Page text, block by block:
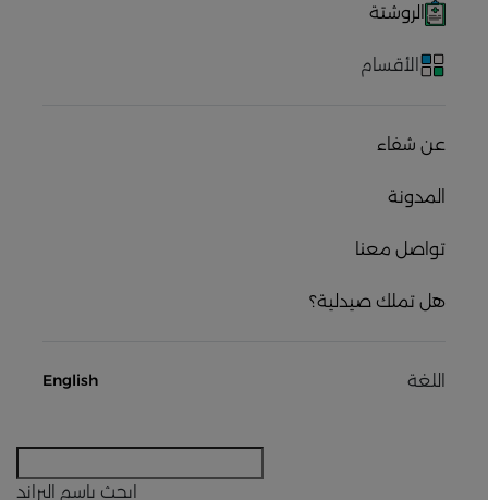
الروشتة
الأقسام
عن شفاء
المدونة
تواصل معنا
هل تملك صيدلية؟
اللغة English
ابحث باسم البراند